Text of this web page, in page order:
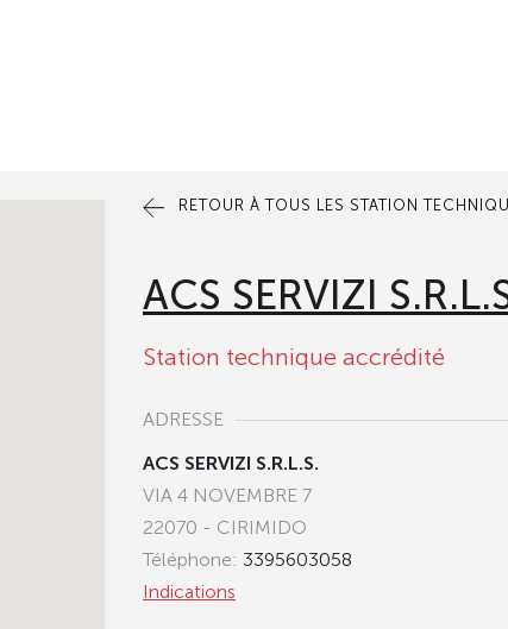
RETOUR À TOUS LES STATION
ACS SERVIZI
Station technique accrédité
ADRESSE
ACS SERVIZI S.R.L.S.
VIA 4 NOVEMBRE 7
22070 - CIRIMIDO
Téléphone: 3395603058
Indications